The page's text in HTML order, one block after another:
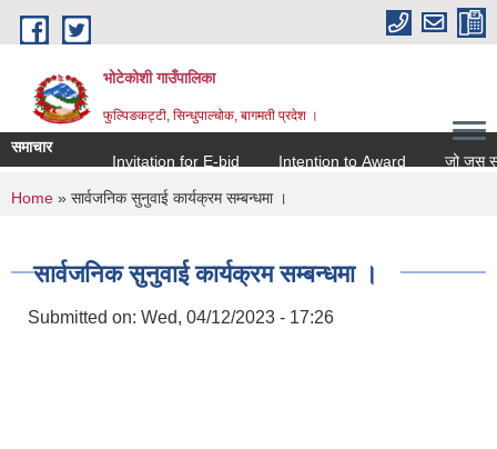
Skip to main content
भोटेकोशी गाउँपालिका
फुल्पिङकट्टी, सिन्धुपाल्चोक, बागमती प्रदेश ।
समाचार
Invitation for E-bid
Intention to Award जो जस संग
You are here
Home » सार्वजनिक सुनुवाई कार्यक्रम सम्बन्धमा ।
सार्वजनिक सुनुवाई कार्यक्रम सम्बन्धमा ।
Submitted on: Wed, 04/12/2023 - 17:26